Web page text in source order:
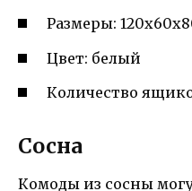
Размеры:
Цвет: белый
Количество
Сосна
Комоды из сосны